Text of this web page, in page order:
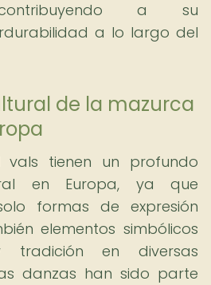
contribuyendo a su
a lo largo del
de la mazurca
tienen un profundo
en Europa, ya que
formas de expresión
elementos simbólicos
en diversas
danzas han sido parte